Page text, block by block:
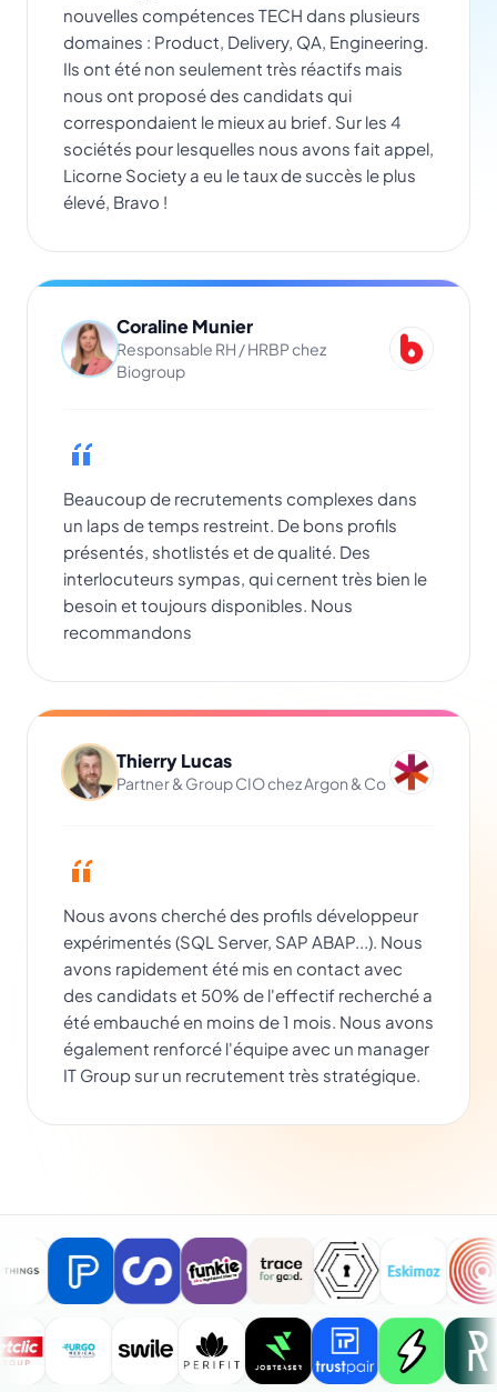
nouvelles compétences TECH dans plusieurs
domaines : Product, Delivery, QA, Engineering.
Ils ont été non seulement très réactifs mais
nous ont proposé des candidats qui
correspondaient le mieux au brief. Sur les 4
sociétés pour lesquelles nous avons fait appel,
Licorne Society a eu le taux de succès le plus
élevé, Bravo !
Coraline Munier
Responsable RH / HRBP chez
Biogroup
Beaucoup de recrutements complexes dans
un laps de temps restreint. De bons profils
présentés, shotlistés et de qualité. Des
interlocuteurs sympas, qui cernent très bien le
besoin et toujours disponibles. Nous
recommandons
Thierry Lucas
Partner & Group CIO chez Argon & Co
Nous avons cherché des profils développeur
expérimentés (SQL Server, SAP ABAP...). Nous
avons rapidement été mis en contact avec
des candidats et 50% de l'effectif recherché a
été embauché en moins de 1 mois. Nous avons
également renforcé l'équipe avec un manager
IT Group sur un recrutement très stratégique.